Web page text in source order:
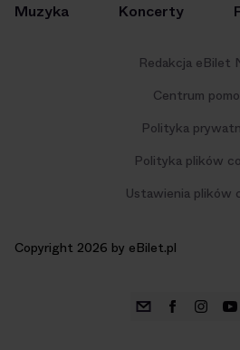
Muzyka Koncerty
Redakcja eBilet
Centrum
Polityka
Polityka plików
Ustawienia plików
Copyright 2026 by eBilet.pl